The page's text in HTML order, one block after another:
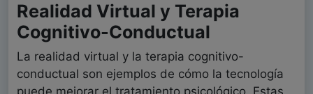
Realidad Virtual y Terapia
Cognitivo-Conductual
La realidad virtual y la terapia cognitivo-
conductual son ejemplos de cómo la tecnología